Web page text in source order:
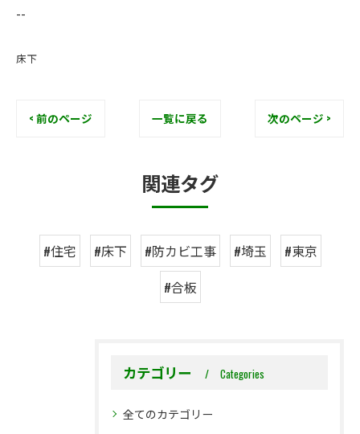
--
床下
< 前のページ 一覧に戻る 次のページ >
関連タグ
#住宅 #床下 #防カビ工事 #埼玉
#東京
#合板
カテゴリー Categories
全てのカテゴリー